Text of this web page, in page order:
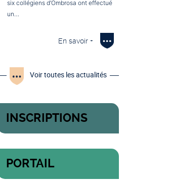
six collégiens d’Ombrosa ont effectué
un…
En savoir +
Voir toutes les actualités
INSCRIPTIONS
PORTAIL